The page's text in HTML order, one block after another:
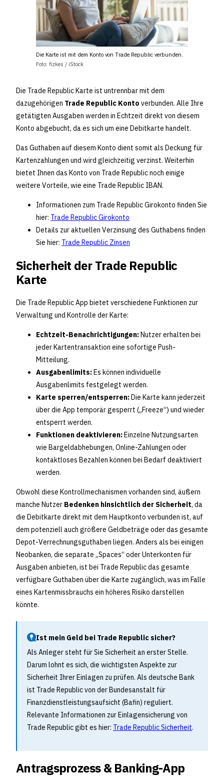
Die Karte ist mit dem Konto von Trade Republic verbunden.
Foto: fizkes / iStock
Die Trade Republic Karte ist untrennbar mit dem
dazugehörigen Trade Republic Konto verbunden. Alle Ihre
getätigten Ausgaben werden in Echtzeit direkt von diesem
Konto abgebucht, da es sich um eine Debitkarte handelt.
Das Guthaben auf diesem Konto dient somit als Deckung für
Kartenzahlungen und wird gleichzeitig verzinst. Weiterhin
bietet Ihnen das Konto von Trade Republic noch einige
weitere Vorteile, wie eine Trade Republic IBAN.
Informationen zum Trade Republic Girokonto finden Sie
hier: Trade Republic Girokonto
Details zur aktuellen Verzinsung des Guthabens finden
Sie hier: Trade Republic Zinsen
Sicherheit der Trade Republic
Karte
Die Trade Republic App bietet verschiedene Funktionen zur
Verwaltung und Kontrolle der Karte:
Echtzeit-Benachrichtigungen: Nutzer erhalten bei
jeder Kartentransaktion eine sofortige Push-
Mitteilung.
Ausgabenlimits: Es können individuelle
Ausgabenlimits festgelegt werden.
Karte sperren/entsperren: Die Karte kann jederzeit
über die App temporär gesperrt („Freeze“) und wieder
entsperrt werden.
Funktionen deaktivieren: Einzelne Nutzungsarten
wie Bargeldabhebungen, Online-Zahlungen oder
kontaktloses Bezahlen können bei Bedarf deaktiviert
werden.
Obwohl diese Kontrollmechanismen vorhanden sind, äußern
manche Nutzer Bedenken hinsichtlich der Sicherheit, da
die Debitkarte direkt mit dem Hauptkonto verbunden ist, auf
dem potenziell auch größere Geldbeträge oder das gesamte
Depot-Verrechnungsguthaben liegen. Anders als bei einigen
Neobanken, die separate „Spaces“ oder Unterkonten für
Ausgaben anbieten, ist bei Trade Republic das gesamte
verfügbare Guthaben über die Karte zugänglich, was im Falle
eines Kartenmissbrauchs ein höheres Risiko darstellen
könnte.
Ist mein Geld bei Trade Republic sicher?
Als Anleger steht für Sie Sicherheit an erster Stelle.
Darum lohnt es sich, die wichtigsten Aspekte zur
Sicherheit Ihrer Einlagen zu prüfen. Als deutsche Bank
ist Trade Republic von der Bundesanstalt für
Finanzdienstleistungsaufsicht (Bafin) reguliert.
Relevante Informationen zur Einlagensicherung von
Trade Republic gibt es hier: Trade Republic Sicherheit.
Antragsprozess & Banking-App